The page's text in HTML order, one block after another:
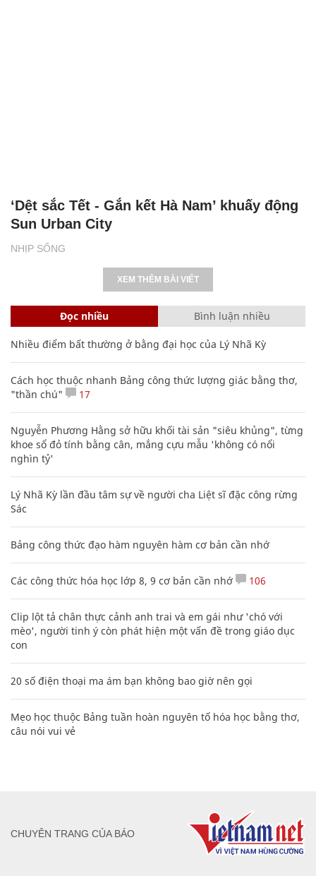
NHỊP SỐNG
‘Dệt sắc Tết - Gắn kết Hà Nam’ khuấy động
Sun Urban City
XEM THÊM BÀI VIẾT
Đọc nhiều Bình luận nhiều
Nhiều điểm bất thường ở bằng đại học của Lý Nhã Kỳ
Cách học thuộc nhanh Bảng công thức lượng giác bằng thơ,
"thần chú"
17
Nguyễn Phương Hằng sở hữu khối tài sản "siêu khủng", từng
khoe sổ đỏ tính bằng cân, mắng cựu mẫu 'không có nổi
nghìn tỷ'
Lý Nhã Kỳ lần đầu tâm sự về người cha Liệt sĩ đặc công rừng
Sác
Bảng công thức đạo hàm nguyên hàm cơ bản cần nhớ
Các công thức hóa học lớp 8, 9 cơ bản cần nhớ 106
Clip lột tả chân thực cảnh anh trai và em gái như 'chó với
mèo', người tinh ý còn phát hiện một vấn đề trong giáo dục
con
20 số điện thoại ma ám bạn không bao giờ nên gọi
Mẹo học thuộc Bảng tuần hoàn nguyên tố hóa học bằng thơ,
câu nói vui vẻ
CHUYÊN TRANG CỦA BÁO